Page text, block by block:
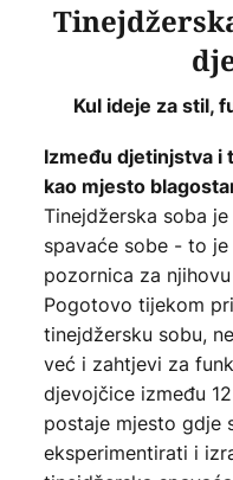
Kul ideje za stil,
Između djetinjstva i
kao mjesto
Tinejdžerska soba
spavaće sobe - to
pozornica za
Pogotovo tijekom
tinejdžersku sobu,
već i zahtjevi za
djevojčice između
postaje mjesto gdje
eksperimentirati i